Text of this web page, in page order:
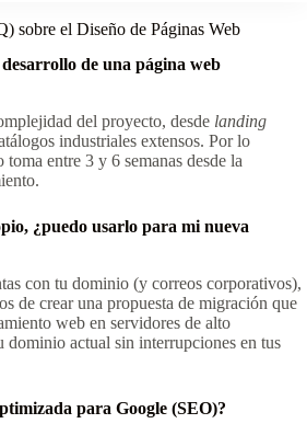
sobre el Diseño de Páginas Web
de una página web
del proyecto, desde landing
industriales extensos. Por lo
entre 3 y 6 semanas desde la
¿puedo usarlo para mi nueva
con tu dominio (y correos corporativos),
de crear una propuesta de migración que
web en servidores de alto
dominio actual sin interrupciones en tus
para Google (SEO)?